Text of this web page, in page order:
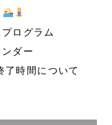
ログラム
ダー
時間について